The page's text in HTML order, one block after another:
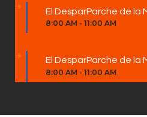
El DesparParche de la
8:00 AM - 11:00 AM
El DesparParche de la
8:00 AM - 11:00 AM